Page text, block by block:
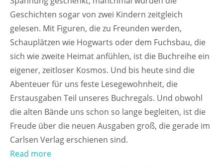
Geschichten sogar von zwei Kindern zeitgleich
gelesen. Mit Figuren, die zu Freunden werden,
Schauplätzen wie Hogwarts oder dem Fuchsbau, die
sich wie zweite Heimat anfühlen, ist die Buchreihe ein
eigener, zeitloser Kosmos. Und bis heute sind die
Abenteuer für uns feste Lesegewohnheit, die
Erstausgaben Teil unseres Buchregals. Und obwohl
die alten Bände uns schon so lange begleiten, ist die
Freude über die neuen Ausgaben groß, die gerade im
Carlsen Verlag erschienen sind.
Read more